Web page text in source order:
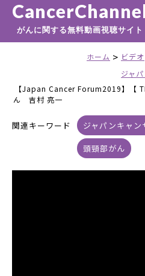
がんに関する無料動画視聴サイト
ホーム > ビデオ
ジャ
【Japan Cancer Forum2019】【
ん 吉村 亮一
関連キーワード
ジャパンキャ
頭頸部がん